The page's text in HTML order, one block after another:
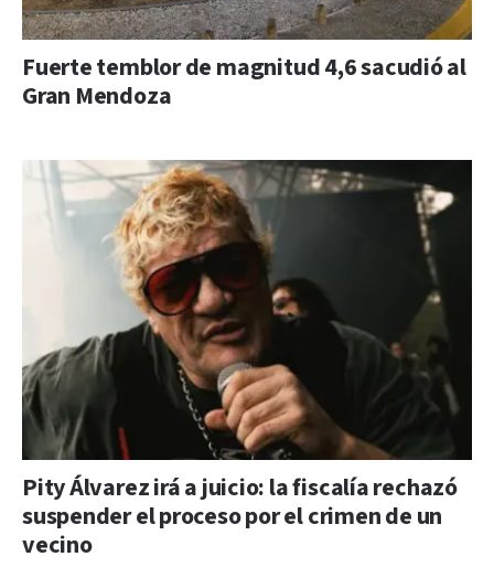
Fuerte temblor de magnitud 4,6 sacudió al
Gran Mendoza
Pity Álvarez irá a juicio: la fiscalía rechazó
suspender el proceso por el crimen de un
vecino